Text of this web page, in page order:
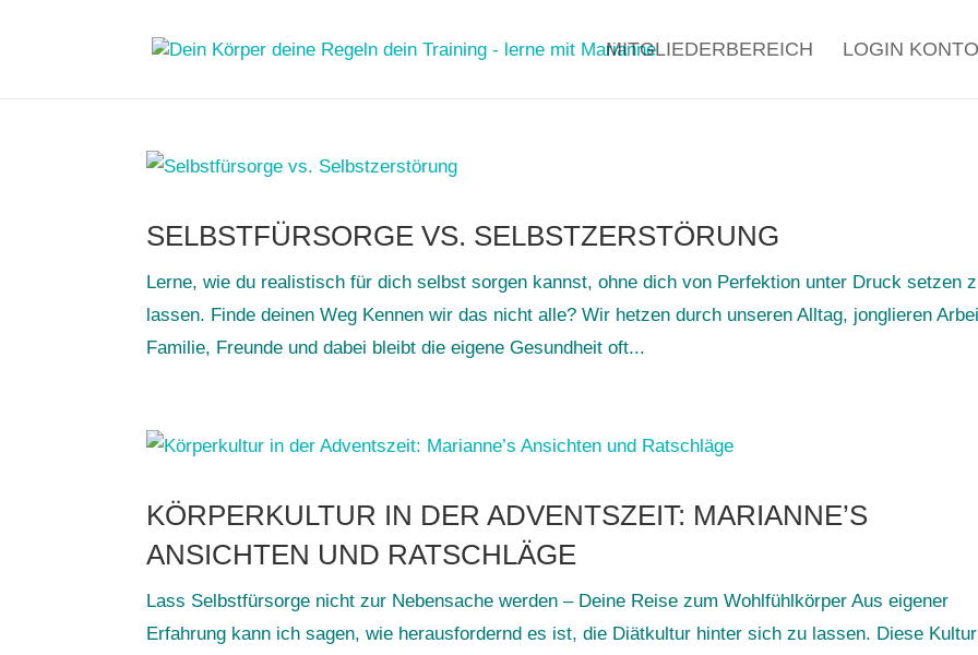
MITGLIEDERBEREICH LOGIN KONTO
SELBSTFÜRSORGE VS. SELBSTZERSTÖRUNG
Lerne, wie du realistisch für dich selbst sorgen kannst, ohne dich von Perfektion unter Druck setzen
lassen. Finde deinen Weg Kennen wir das nicht alle? Wir hetzen durch unseren Alltag, jonglieren
Familie, Freunde und dabei bleibt die eigene Gesundheit oft...
KÖRPERKULTUR IN DER ADVENTSZEIT: MARIANNE’S
ANSICHTEN UND RATSCHLÄGE
Lass Selbstfürsorge nicht zur Nebensache werden – Deine Reise zum Wohlfühlkörper Aus eigener
Erfahrung kann ich sagen, wie herausfordernd es ist, die Diätkultur hinter sich zu lassen. Diese Kultur